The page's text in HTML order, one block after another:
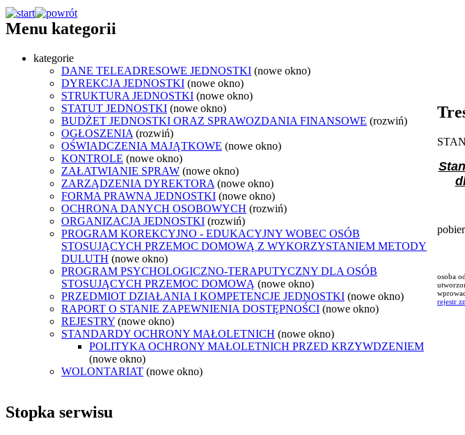
Menu kategorii
kategorie
DANE TELEADRESOWE JEDNOSTKI (nowe okno)
DYREKCJA JEDNOSTKI (nowe okno)
STRUKTURA JEDNOSTKI (nowe okno)
STATUT JEDNOSTKI (nowe okno)
BUDŻET JEDNOSTKI ORAZ SPRAWOZDANIA FINANSOWE (rozwiń)
OGŁOSZENIA (rozwiń)
OŚWIADCZENIA MAJĄTKOWE (nowe okno)
KONTROLE (nowe okno)
ZAŁATWIANIE SPRAW (nowe okno)
ZARZĄDZENIA DYREKTORA (nowe okno)
FORMA PRAWNA JEDNOSTKI (nowe okno)
OCHRONA DANYCH OSOBOWYCH (rozwiń)
ORGANIZACJA JEDNOSTKI (rozwiń)
PROGRAM KOREKCYJNO - EDUKACYJNY WOBEC OSÓB
STOSUJĄCYCH PRZEMOC DOMOWĄ Z WYKORZYSTANIEM METODY
DULUTH (nowe okno)
PROGRAM PSYCHOLOGICZNO-TERAPUTYCZNY DLA OSÓB
STOSUJĄCYCH PRZEMOC DOMOWĄ (nowe okno)
PRZEDMIOT DZIAŁANIA I KOMPETENCJE JEDNOSTKI (nowe okno)
RAPORT O STANIE ZAPEWNIENIA DOSTĘPNOŚCI (nowe okno)
REJESTRY (nowe okno)
STANDARDY OCHRONY MAŁOLETNICH (nowe okno)
POLITYKA OCHRONY MAŁOLETNICH PRZED KRZYWDZENIEM
(nowe okno)
WOLONTARIAT (nowe okno)
osoba
rejestr
Stopka serwisu